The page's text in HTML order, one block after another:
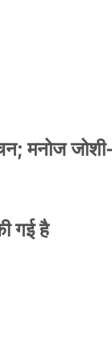
मनोज
गई है